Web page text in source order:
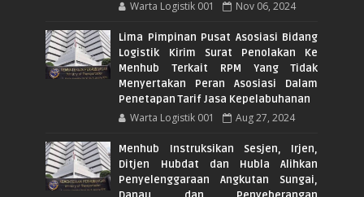
Warta Logistik 001 Nov 06, 2024
Lima Pimpinan Pusat Asosiasi Bidang
Logistik Kirim Surat Penolakan Ke
Menhub Terkait RPM Yang Tidak
Menyertakan Peran Asosiasi Dalam
Penetapan Tarif Jasa Kepelabuhanan
Warta Logistik 001 Aug 27, 2024
Menhub Instruksikan Sesjen, Irjen,
Ditjen Hubdat dan Hubla Alihkan
Penyelenggaraan Angkutan Sungai,